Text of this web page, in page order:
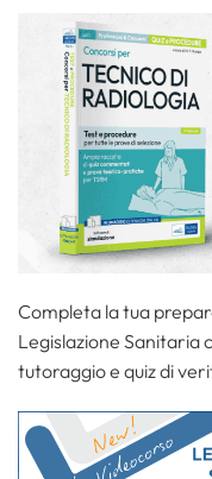
Completa la tua
Legislazione Sanitaria
tutoraggio e quiz di